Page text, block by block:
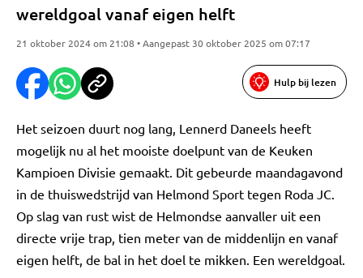
wereldgoal vanaf eigen helft
21 oktober 2024 om 21:08 • Aangepast 30 oktober 2025 om 07:17
Hulp bij lezen
Het seizoen duurt nog lang, Lennerd Daneels heeft
mogelijk nu al het mooiste doelpunt van de Keuken
Kampioen Divisie gemaakt. Dit gebeurde maandagavond
in de thuiswedstrijd van Helmond Sport tegen Roda JC.
Op slag van rust wist de Helmondse aanvaller uit een
directe vrije trap, tien meter van de middenlijn en vanaf
eigen helft, de bal in het doel te mikken. Een wereldgoal.